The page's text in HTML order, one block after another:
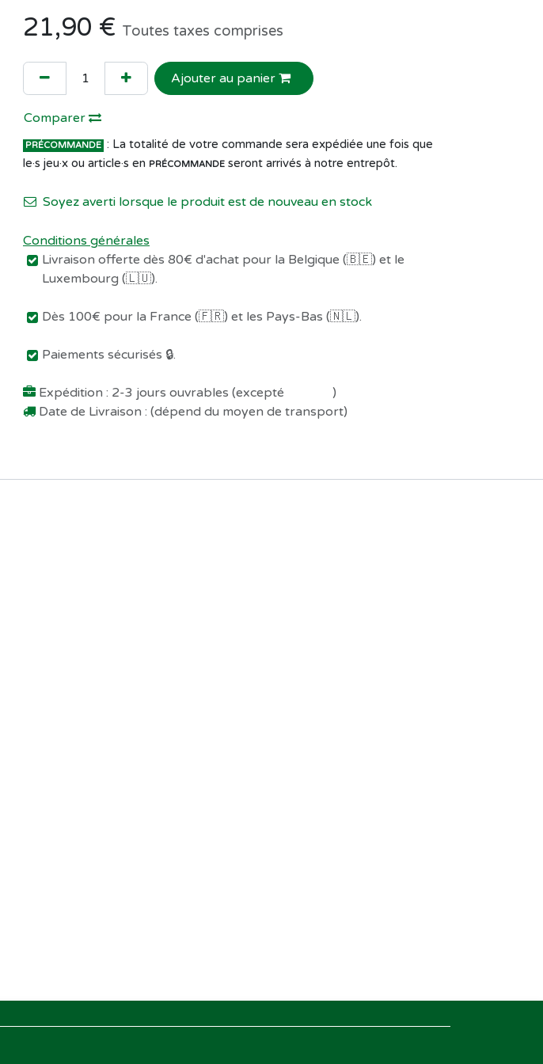
21,90 € Toutes taxes comprises
Ajouter au panier
Comparer
PRÉCOMMANDE : La totalité de votre commande sera expédiée une fois que
le·s jeu·x ou article·s en PRÉCOMMANDE seront arrivés à notre entrepôt.
Soyez averti lorsque le produit est de nouveau en stock
Conditions générales
Livraison offerte dès 80€ d'achat pour la Belgique (🇧🇪) et le
Luxembourg (🇱🇺).
Dès 100€ pour la France (🇫🇷) et les Pays-Bas (🇳🇱).
Paiements sécurisés 🔒.
Expédition : 2-3 jours ouvrables (excepté
)
Date de Livraison : (dépend du moyen de transport)